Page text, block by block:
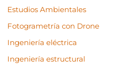
Estudios Ambientales
Fotogrametría con Drone
Ingeniería eléctrica
Ingeniería estructural